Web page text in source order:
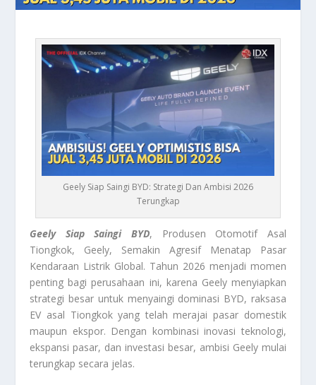
Geely Siap Saingi BYD: Strategi Dan Ambisi 2026
Terungkap
Geely Siap Saingi BYD, Produsen Otomotif Asal
Tiongkok, Geely, Semakin Agresif Menatap Pasar
Kendaraan Listrik Global. Tahun 2026 menjadi momen
penting bagi perusahaan ini, karena Geely menyiapkan
strategi besar untuk menyaingi dominasi BYD, raksasa
EV asal Tiongkok yang telah merajai pasar domestik
maupun ekspor. Dengan kombinasi inovasi teknologi,
ekspansi pasar, dan investasi besar, ambisi Geely mulai
terungkap secara jelas.